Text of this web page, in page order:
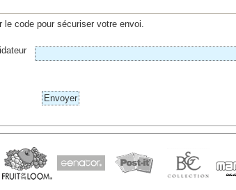
le code pour sécuriser votre envoi.